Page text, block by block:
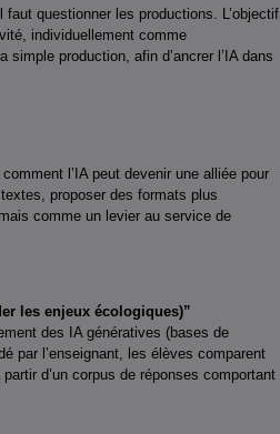
questionner les productions. L’objectif
individuellement comme
production, afin d’ancrer l’IA dans
l’IA peut devenir une alliée pour
proposer des formats plus
comme un levier au service de
les enjeux écologiques)”
des IA génératives (bases de
par l’enseignant, les élèves comparent
d’un corpus de réponses comportant